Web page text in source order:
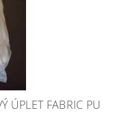
ÚPLET FABRIC PU